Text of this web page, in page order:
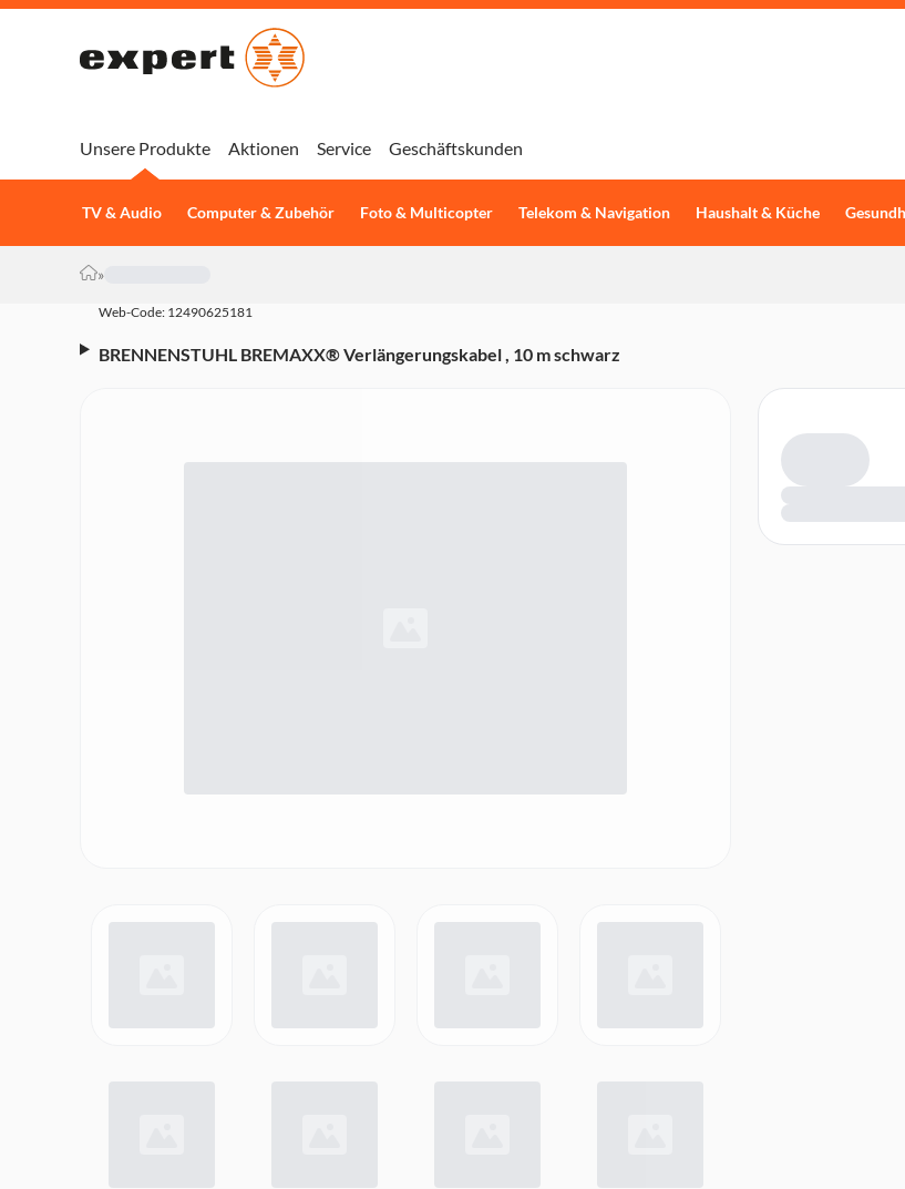
Unsere Produkte
TV & Audio Computer & Zubehör Foto & Multicopter Telekom & Navigation Haushalt & Küche
Aktionen Service Geschäftskunden
»
Web-Code: 12490625181
BRENNENSTUHL BREMAXX® Verlängerungskabel , 10 m schwarz